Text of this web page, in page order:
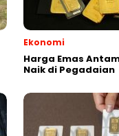
Ekonomi
Harga Emas
Naik di Pegadaian